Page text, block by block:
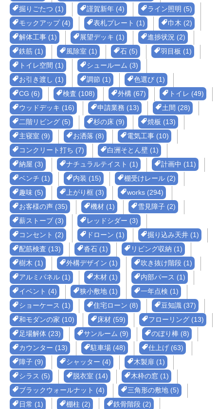
掘りごたつ (1)
謹賀新年 (4)
ライン照明 (5)
モックアップ (4)
表札プレート (1)
巾木 (2)
解体工事 (1)
展望デッキ (1)
進捗状況 (2)
鉄筋 (1)
風除室 (1) 石 (5)
羽目板 (1)
トイレ空間 (1)
シュールーム (3)
お引き渡し (1)
調節 (1)
色選び (1)
CG (6)
検査 (108) 外構 (67)
トイレ (49)
ウッドデッキ (16)
申請業務 (13)
土間 (28)
二階リビング (5)
杉の床 (9)
焼板 (13)
主寝室 (9)
お洒落 (8)
電気工事 (10)
コンクリート打ち (7)
白洲そとん壁 (1)
納屋 (3)
ナチュラルテイスト (1)
計画中 (11)
ベンチ (1)
内装 (15)
棚受けレール (2)
趣味 (5)
上がり框 (3)
works (294)
お客様の声 (35)
機材 (1)
雪見障子 (2)
薪ストーブ (3)
レッドシダー (3)
コンセント (2)
ドローン (1)
掘り込み天井 (1)
配筋検査 (13)
沓石 (1)
リビング収納 (1)
樹木 (1)
外構デザイン (1)
吹き抜け階段 (1)
アルミパネル (1)
木材 (1)
内部パース (1)
イベント (4)
狭小敷地 (1)
一年点検 (1)
ショーケース (1)
住宅ローン (8)
豆知識 (37)
和モダンの家 (10)
床材 (59)
フローリング (13)
足場解体 (23)
サンルーム (9)
のぼり棒 (8)
カウンター (13)
駐車場 (48)
仕上げ (63)
障子 (9)
シャッター (4)
木製扉 (1)
シラス (5)
脱衣室 (14)
木枠の窓 (1)
ブラックウォールナット (4)
三角形の敷地 (5)
日常 (1)
棚柱 (2)
鉄骨階段 (2)